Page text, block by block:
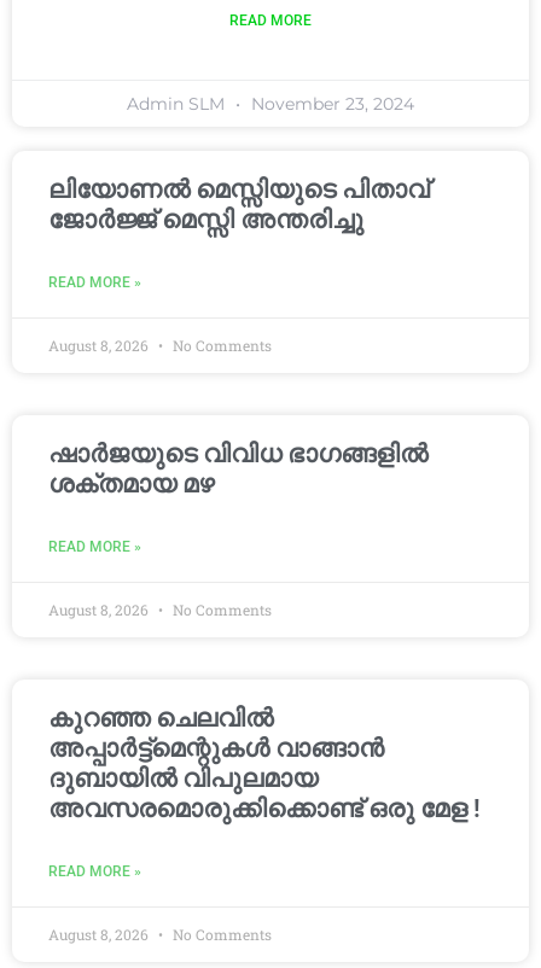
READ MORE
Admin SLM November 23, 2024
ലിയോണൽ മെസ്സിയുടെ പിതാവ്
ജോർജ്ജ് മെസ്സി അന്തരിച്ചു
READ MORE »
August 8, 2026 No Comments
ഷാർജയുടെ വിവിധ ഭാഗങ്ങളിൽ
ശക്തമായ മഴ
READ MORE »
August 8, 2026 No Comments
കുറഞ്ഞ ചെലവിൽ
അപ്പാർട്ട്മെന്റുകൾ വാങ്ങാൻ
ദുബായിൽ വിപുലമായ
അവസരമൊരുക്കിക്കൊണ്ട് ഒരു മേള !
READ MORE »
August 8, 2026 No Comments